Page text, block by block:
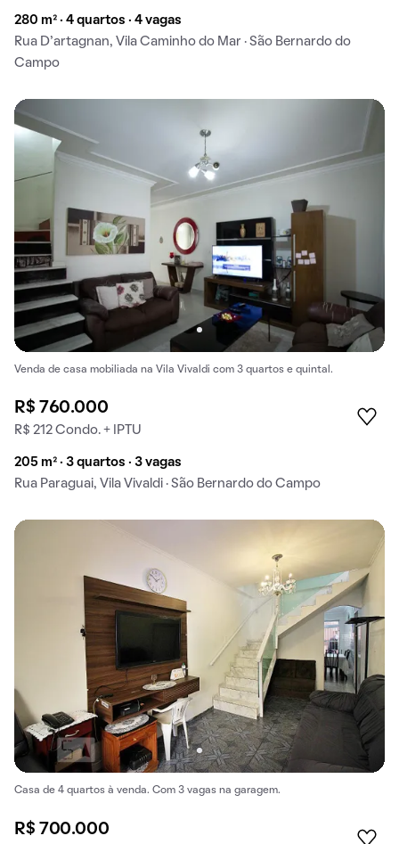
280 m² · 4 quartos · 4 vagas
Rua D’artagnan, Vila Caminho do Mar · São Bernardo do
Campo
Venda de casa mobiliada na Vila Vivaldi com 3 quartos e quintal.
R$ 760.000
R$ 212 Condo. + IPTU
205 m² · 3 quartos · 3 vagas
Rua Paraguai, Vila Vivaldi · São Bernardo do Campo
Casa de 4 quartos à venda. Com 3 vagas na garagem.
R$ 700.000